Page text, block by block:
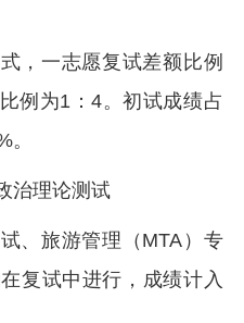
，一志愿复试差额比例
例为1：4。初试成绩占
。
治理论测试
、旅游管理（MTA）专
复试中进行，成绩计入